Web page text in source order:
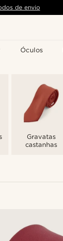
Óculos
de envio
Gravatas
castanhas